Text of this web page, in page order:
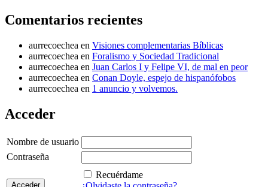
Comentarios recientes
aurrecoechea en Visiones complementarias Bíblicas
aurrecoechea en Foralismo y Sociedad Tradicional
aurrecoechea en Juan Carlos I y Felipe VI, de mal en peor
aurrecoechea en Conan Doyle, espejo de hispanófobos
aurrecoechea en 1 anuncio y volvemos.
Acceder
Nombre de usuario
Contraseña
Recuérdame